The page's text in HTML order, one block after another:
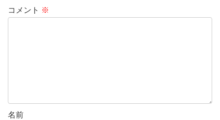
コメント ※
名前